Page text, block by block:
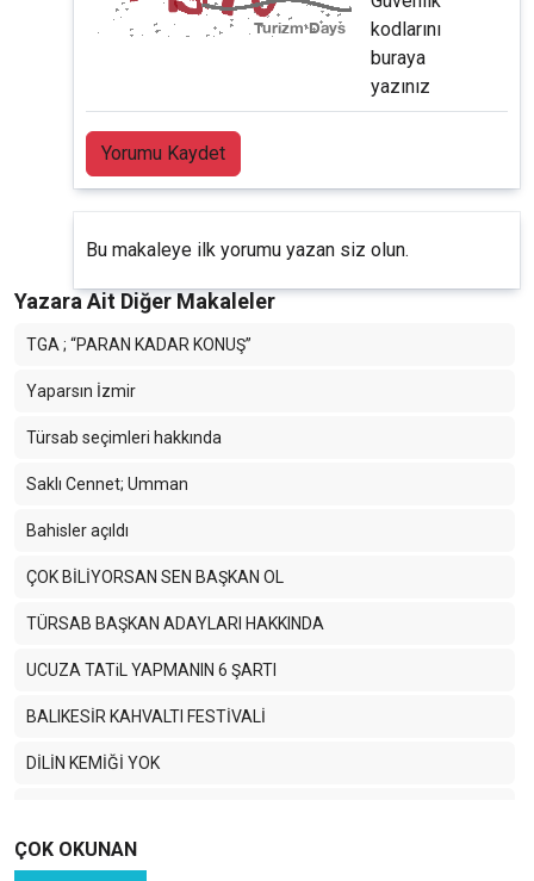
kodlarını
buraya
yazınız
Yorumu Kaydet
Bu makaleye ilk yorumu yazan siz olun.
Yazara Ait Diğer Makaleler
TGA ; “PARAN KADAR KONUŞ”
Yaparsın İzmir
Türsab seçimleri hakkında
Saklı Cennet; Umman
Bahisler açıldı
ÇOK BİLİYORSAN SEN BAŞKAN OL
TÜRSAB BAŞKAN ADAYLARI HAKKINDA
UCUZA TATiL YAPMANIN 6 ŞARTI
BALIKESİR KAHVALTI FESTİVALİ
DİLİN KEMİĞİ YOK
MEVLANA ÇAĞIRIYOR
ÇOK OKUNAN